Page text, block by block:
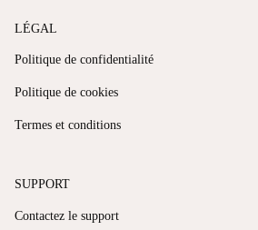
LÉGAL
Politique de confidentialité
Politique de cookies
Termes et conditions
SUPPORT
Contactez le support